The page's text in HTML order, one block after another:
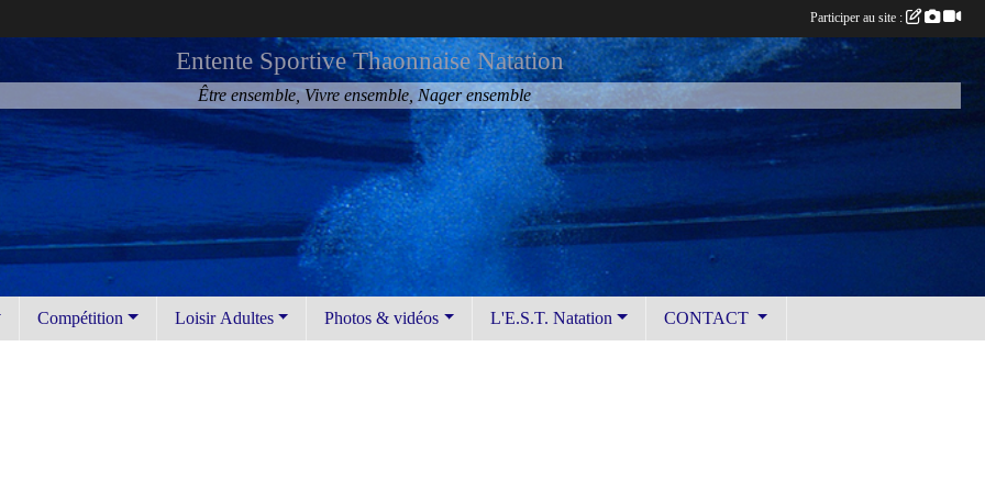
Entente Sportive Thaonnaise Natation
Être ensemble, Vivre ensemble, Nager ensemble
Compétition Loisir Adultes Photos & vidéos L'E.S.T. Natation CONTACT
Participer au site :